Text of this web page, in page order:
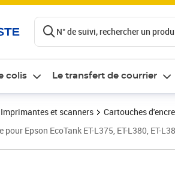
N° de suivi, rechercher un
colis Le transfert de courrier
Imprimantes et scanners Cartouches
Epson EcoTank ET-L375, ET-L380, ET-